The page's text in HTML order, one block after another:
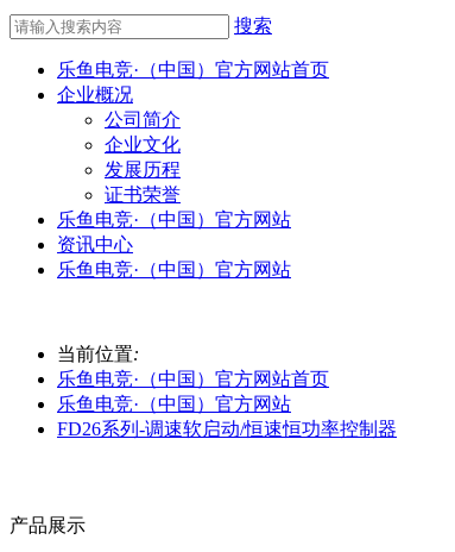
搜索
乐鱼电竞·（中国）官方网站首页
企业概况
公司简介
企业文化
发展历程
证书荣誉
乐鱼电竞·（中国）官方网站
资讯中心
乐鱼电竞·（中国）官方网站
当前位置:
乐鱼电竞·（中国）官方网站首页
乐鱼电竞·（中国）官方网站
FD26系列-调速软启动/恒速恒功率控制器
产品展示